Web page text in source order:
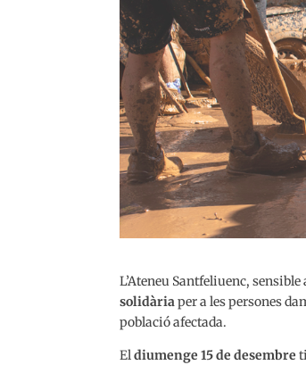
L’Ateneu Santfeliuenc,
solidàriaper a les persones
població afectada.
Eldiumenge 15 de desembre